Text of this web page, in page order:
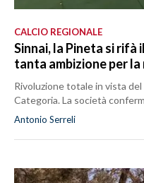
CALCIO REGIONALE
Sinnai, la Pineta si rifà
tanta ambizione per
Rivoluzione totale in vista
Categoria. La società
Antonio Serreli